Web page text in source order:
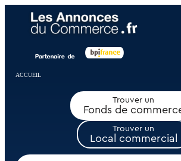
ACCUEIL
Trouver un
Fonds de
Trouver un
Local commercial
Panneau de gestion des cookies